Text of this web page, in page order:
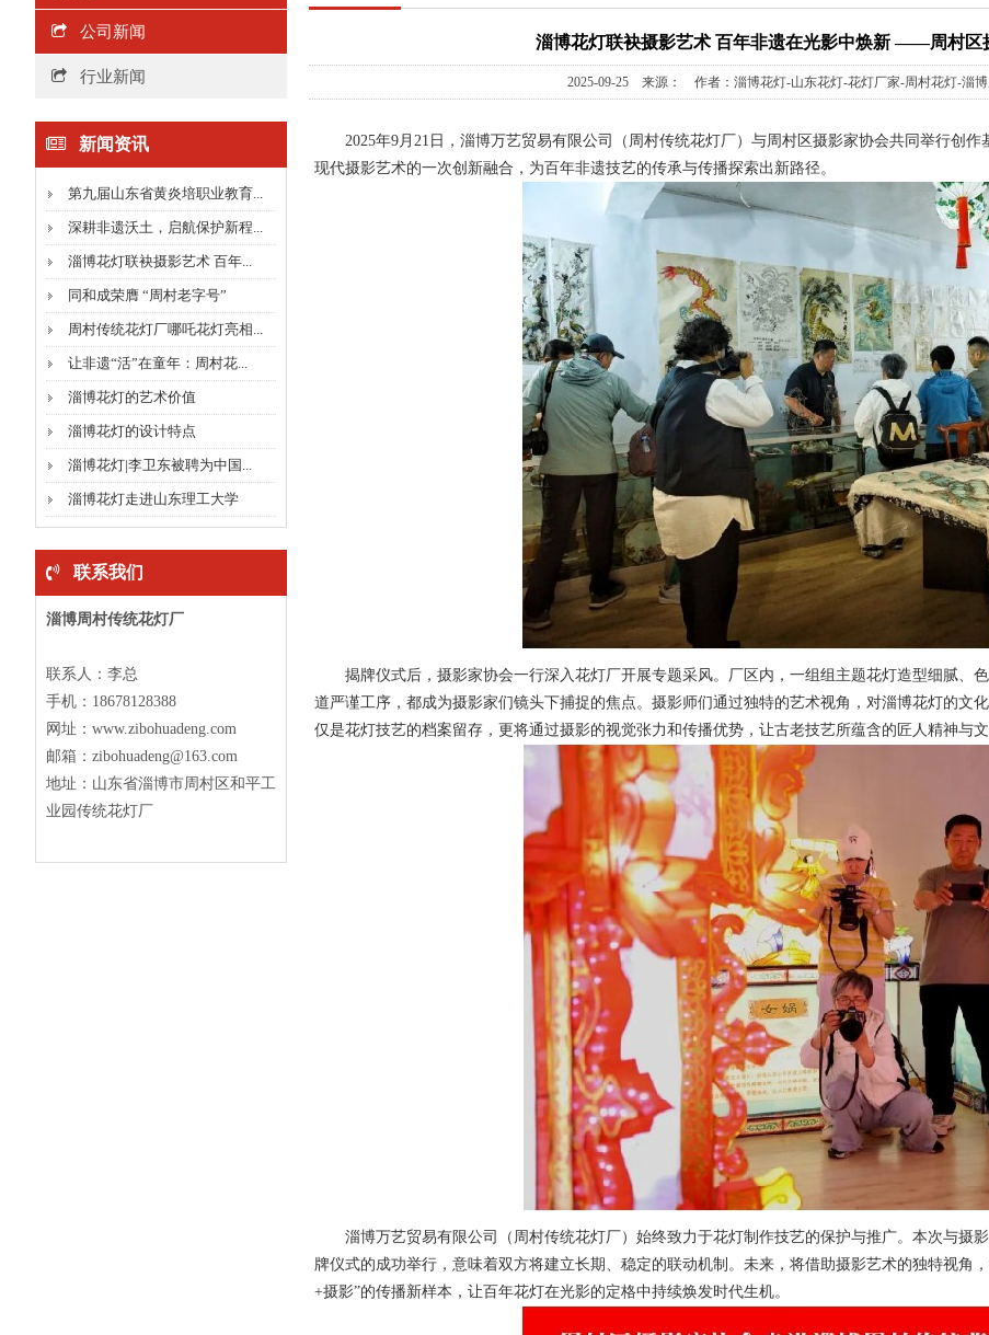
公司新闻
行业新闻
新闻资讯
第九届山东省黄炎培职业教育...
深耕非遗沃土，启航保护新程...
淄博花灯联袂摄影艺术 百年...
同和成荣膺 “周村老字号”
周村传统花灯厂哪吒花灯亮相...
让非遗“活”在童年：周村花...
淄博花灯的艺术价值
淄博花灯的设计特点
淄博花灯|李卫东被聘为中国...
淄博花灯走进山东理工大学
联系我们
淄博周村传统花灯厂
联系人：李总
手机：18678128388
网址：www.zibohuadeng.com
邮箱：zibohuadeng@163.com
地址：山东省淄博市周村区和平工
业园传统花灯厂
淄博花灯联袂摄影艺术 百年非遗在光影中焕新 ——周村区
2025-09-25 来源： 作者：淄博花灯-山东花灯-花灯厂家-周村花灯-淄
2025年9月21日，淄博万艺贸易有限公司（周村传统花灯厂）与周村区摄影家协会共同举行创作
现代摄影艺术的一次创新融合，为百年非遗技艺的传承与传播探索出新路径。
揭牌仪式后，摄影家协会一行深入花灯厂开展专题采风。厂区内，一组组主题花灯造型细腻、
道严谨工序，都成为摄影家们镜头下捕捉的焦点。摄影师们通过独特的艺术视角，对淄博花灯的文
仅是花灯技艺的档案留存，更将通过摄影的视觉张力和传播优势，让古老技艺所蕴含的匠人精神与
淄博万艺贸易有限公司（周村传统花灯厂） 始终致力于花灯制作技艺的保护与推广。本次与摄
牌仪式的成功举行，意味着双方将建立长期、稳定的联动机制。未来，将借助摄影艺术的独特视角
+摄影”的传播新样本，让百年花灯在光影的定格中持续焕发时代生机。